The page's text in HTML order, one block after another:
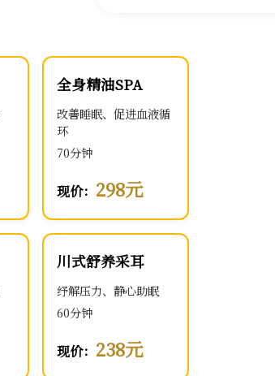
全身精油SPA
改善睡眠、促进血液循
环
70分钟
现价： 298元
川式舒养采耳
纾解压力、静心助眠
60分钟
现价： 238元